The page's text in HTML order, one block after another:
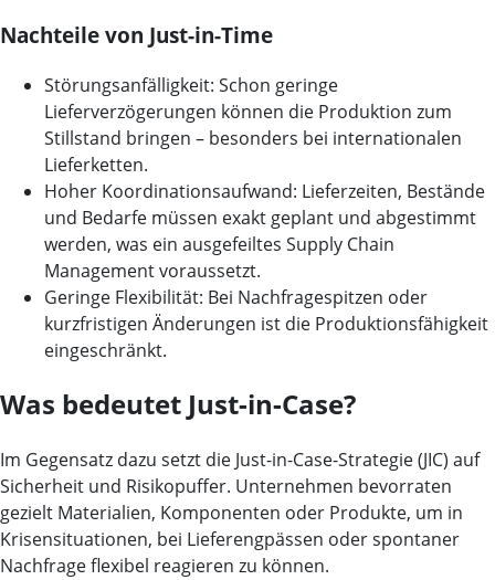
Nachteile von Just-in-Time
Störungsanfälligkeit: Schon geringe
Lieferverzögerungen können die Produktion zum
Stillstand bringen – besonders bei internationalen
Lieferketten.
Hoher Koordinationsaufwand: Lieferzeiten, Bestände
und Bedarfe müssen exakt geplant und abgestimmt
werden, was ein ausgefeiltes Supply Chain
Management voraussetzt.
Geringe Flexibilität: Bei Nachfragespitzen oder
kurzfristigen Änderungen ist die Produktionsfähigkeit
eingeschränkt.
Was bedeutet Just-in-Case?
Im Gegensatz dazu setzt die Just-in-Case-Strategie (JIC) auf
Sicherheit und Risikopuffer. Unternehmen bevorraten
gezielt Materialien, Komponenten oder Produkte, um in
Krisensituationen, bei Lieferengpässen oder spontaner
Nachfrage flexibel reagieren zu können.